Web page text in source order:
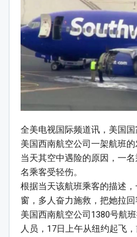
全美电视国际频道讯，美国
美国西南航空公司一架航班
当天其空中遇险的原因，一
名乘客受轻伤。
根据当天该航班乘客的描述
窗，多人奋力施救，把她拉回
美国西南航空公司1380号航
人员，17日上午从纽约起飞